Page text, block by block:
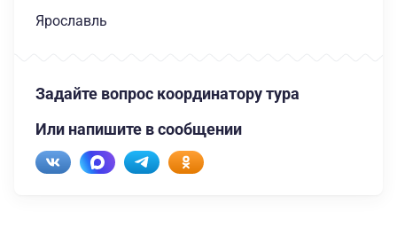
Ярославль
Задайте вопрос координатору тура
Или напишите в сообщении